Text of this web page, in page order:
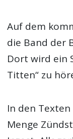
Auf dem
die Band der
Dort wird ein
Titten“ zu
In den
Menge